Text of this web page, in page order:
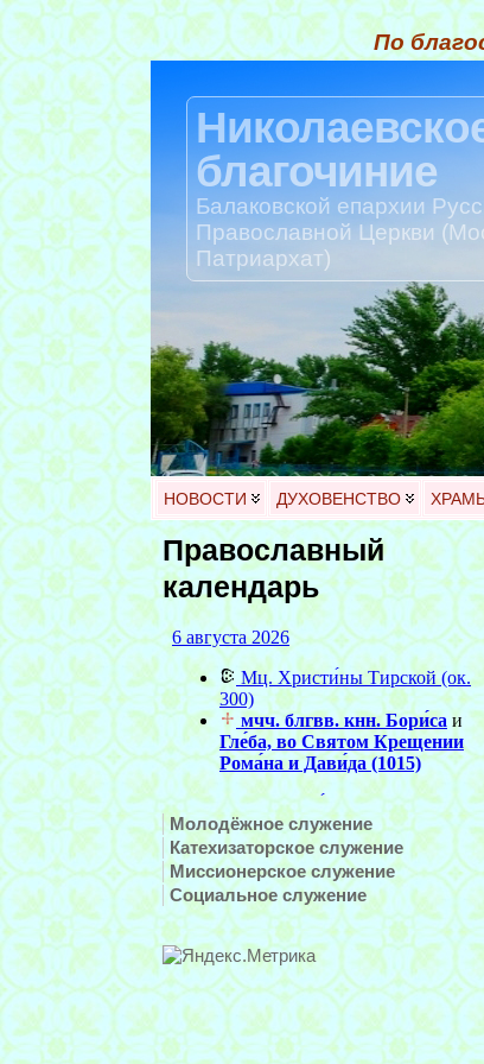
По
благочиние
Балаковской епархии
Православной Церкви
Патриархат)
НОВОСТИ ДУХОВЕНСТВО
Православный
календарь
Молодёжное служение
Катехизаторское служение
Миссионерское служение
Социальное служение